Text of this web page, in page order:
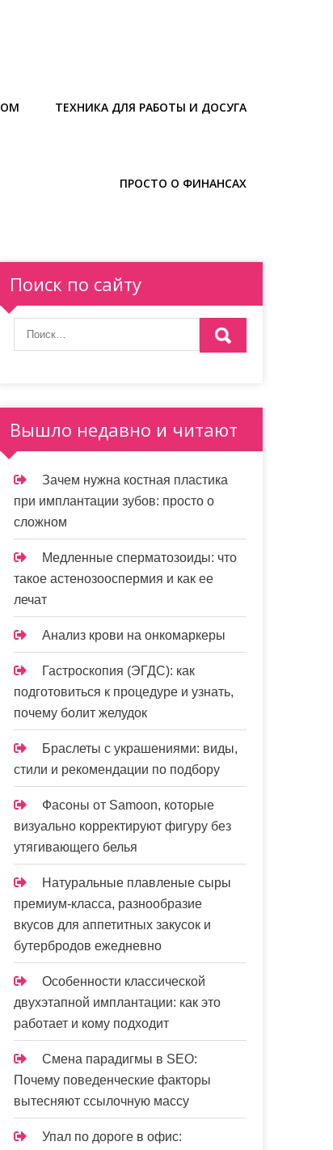
ТЕХНИКА ДЛЯ РАБОТЫ И ДОСУГА
ПРОСТО О ФИНАНСАХ
Поиск по сайту
Вышло недавно и читают
Зачем нужна костная пластика
при имплантации зубов: просто о
сложном
Медленные сперматозоиды: что
такое астенозооспермия и как ее
лечат
Анализ крови на онкомаркеры
Гастроскопия (ЭГДС): как
подготовиться к процедуре и узнать,
почему болит желудок
Браслеты с украшениями: виды,
стили и рекомендации по подбору
Фасоны от Samoon, которые
визуально корректируют фигуру без
утягивающего белья
Натуральные плавленые сыры
премиум-класса, разнообразие
вкусов для аппетитных закусок и
бутербродов ежедневно
Особенности классической
двухэтапной имплантации: как это
работает и кому подходит
Смена парадигмы в SEO:
Почему поведенческие факторы
вытесняют ссылочную массу
Упал по дороге в офис: